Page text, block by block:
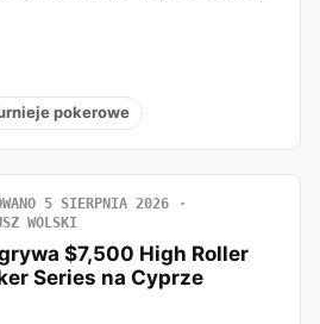
pokerowe
5 SIERPNIA 2026
WOLSKI
$7,500 High Roller
Series na Cyprze